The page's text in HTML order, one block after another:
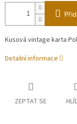
Kusová vintage karta
Detailní informace
ZEPTAT SE